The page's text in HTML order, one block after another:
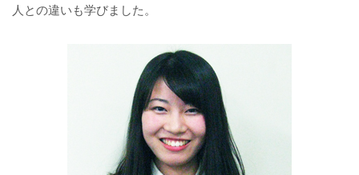
人との違いも学びました。